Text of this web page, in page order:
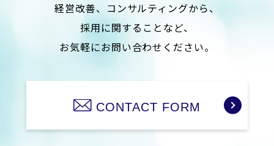
経営改善、コンサルティングから、
採用に関することなど、
お気軽にお問い合わせください。
CONTACT FORM